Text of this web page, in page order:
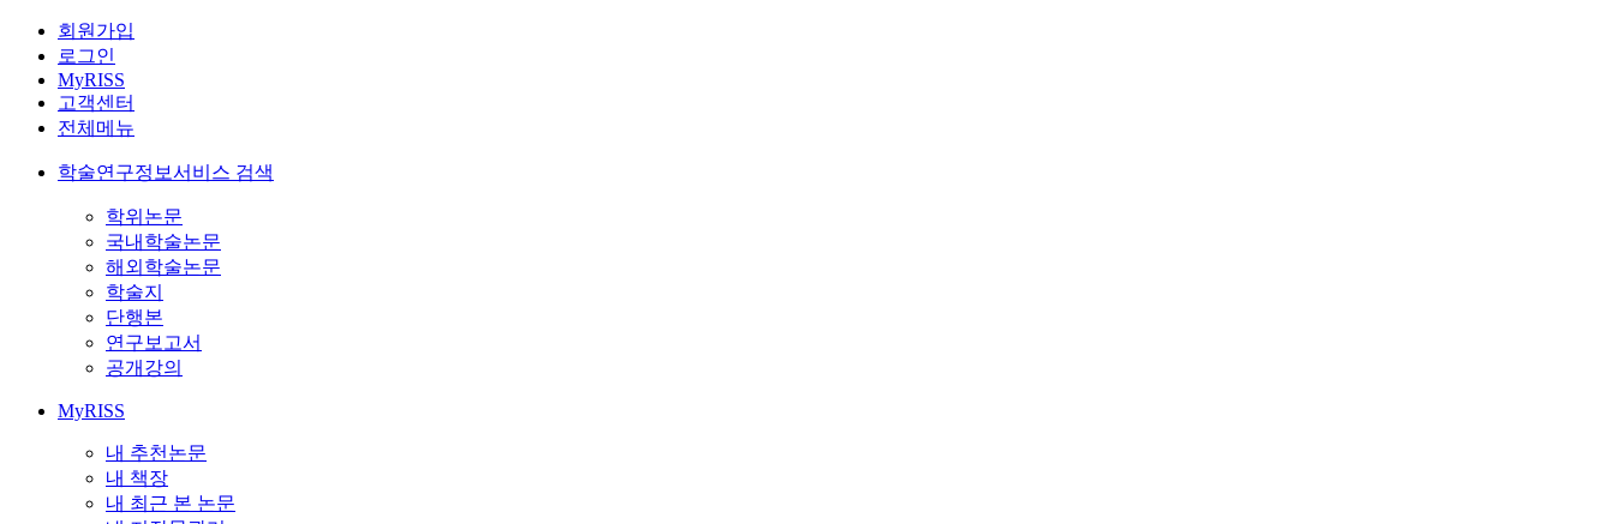
회원가입
로그인
MyRISS
고객센터
전체메뉴
학술연구정보서비스 검색
학위논문
국내학술논문
해외학술논문
학술지
단행본
연구보고서
공개강의
MyRISS
내 추천논문
내 책장
내 최근 본 논문